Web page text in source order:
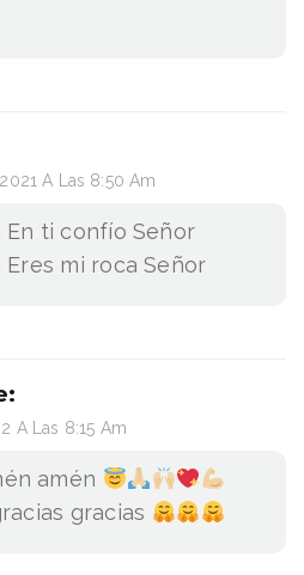
A Las 8:50 Am
. En ti confío Señor
Eres mi roca Señor
A Las 8:15 Am
amén
gracias